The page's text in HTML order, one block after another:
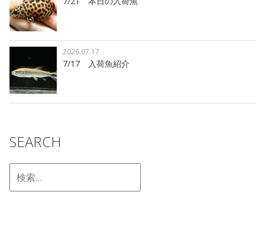
7/17 入荷魚紹介
2026.07.17
SEARCH